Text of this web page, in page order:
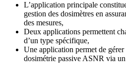
L’application principale
gestion des dosimètres en
des mesures,
Deux applications permettent
d’un type spécifique,
Une application permet de
dosimétrie passive ASNR via